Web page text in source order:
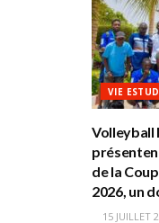
VIE
Volleyball
de la
2026, un
15 JUILLET